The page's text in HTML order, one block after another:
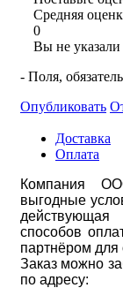
Средняя
0
Вы не
- Поля,
Опубликовать
Доставка
Оплата
Компания
выгодные
способов
партнёром для
Заказ можно
по адресу: